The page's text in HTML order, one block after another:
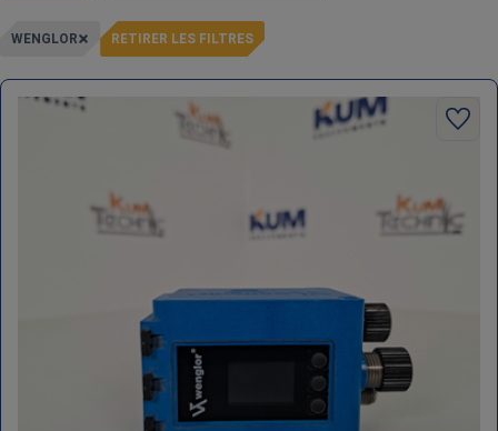
WENGLOR RETIRER LES FILTRES